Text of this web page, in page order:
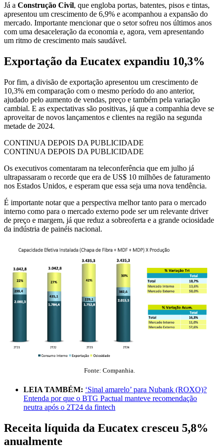
Já a Construção Civil, que engloba portas, batentes, pisos e tintas,
apresentou um crescimento de 6,9% e acompanhou a expansão do
mercado. Importante mencionar que o setor sofreu nos últimos anos
com uma desaceleração da economia e, agora, vem apresentando
um ritmo de crescimento mais saudável.
Exportação da Eucatex expandiu 10,3%
Por fim, a divisão de exportação apresentou um crescimento de
10,3% em comparação com o mesmo período do ano anterior,
ajudado pelo aumento de vendas, preço e também pela variação
cambial. E as expectativas são positivas, já que a companhia deve se
aproveitar de novos lançamentos e clientes na região na segunda
metade de 2024.
CONTINUA DEPOIS DA PUBLICIDADE
CONTINUA DEPOIS DA PUBLICIDADE
Os executivos comentaram na teleconferência que em julho já
ultrapassaram o recorde que era de US$ 10 milhões de faturamento
nos Estados Unidos, e esperam que essa seja uma nova tendência.
É importante notar que a perspectiva melhor tanto para o mercado
interno como para o mercado externo pode ser um relevante driver
de preço e margem, já que reduz a sobreoferta e a grande ociosidade
da indústria de painéis nacional.
Fonte: Companhia.
LEIA TAMBÉM: ‘Sinal amarelo’ para Nubank (ROXO)?
Entenda por que o BTG Pactual manteve recomendação
neutra após o 2T24 da fintech
Receita líquida da Eucatex cresceu 5,8%
anualmente